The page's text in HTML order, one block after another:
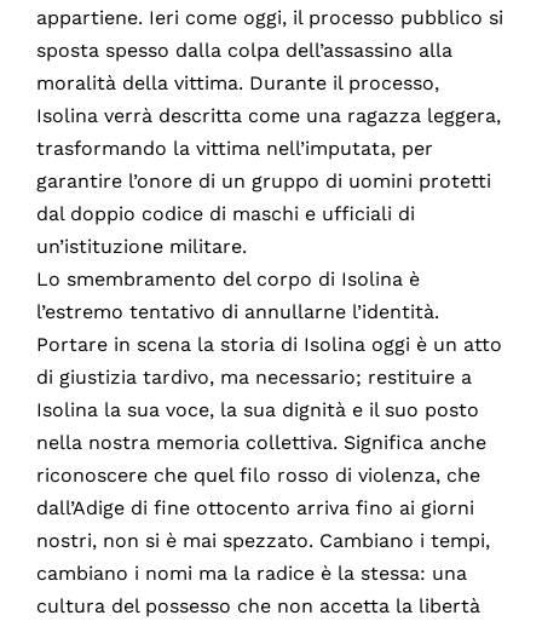
appartiene. Ieri come oggi, il processo pubblico si
sposta spesso dalla colpa dell’assassino alla
moralità della vittima. Durante il processo,
Isolina verrà descritta come una ragazza leggera,
trasformando la vittima nell’imputata, per
garantire l’onore di un gruppo di uomini protetti
dal doppio codice di maschi e ufficiali di
un’istituzione militare.
Lo smembramento del corpo di Isolina è
l’estremo tentativo di annullarne l’identità.
Portare in scena la storia di Isolina oggi è un atto
di giustizia tardivo, ma necessario; restituire a
Isolina la sua voce, la sua dignità e il suo posto
nella nostra memoria collettiva. Significa anche
riconoscere che quel filo rosso di violenza, che
dall’Adige di fine ottocento arriva fino ai giorni
nostri, non si è mai spezzato. Cambiano i tempi,
cambiano i nomi ma la radice è la stessa: una
cultura del possesso che non accetta la libertà